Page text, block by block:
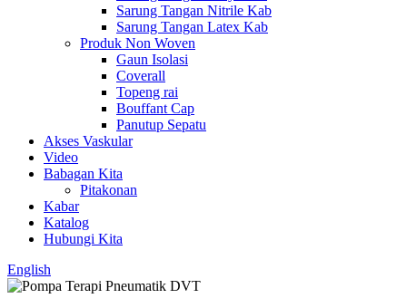
Sarung Tangan Nitrile Kab
Sarung Tangan Latex Kab
Produk Non Woven
Gaun Isolasi
Coverall
Topeng rai
Bouffant Cap
Panutup Sepatu
Akses Vaskular
Video
Babagan Kita
Pitakonan
Kabar
Katalog
Hubungi Kita
English